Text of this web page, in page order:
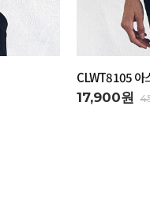
CLWT8105 아
17,900원